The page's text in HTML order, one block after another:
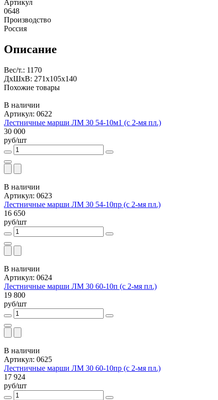
Артикул
0648
Производство
Россия
Описание
Вес/т.: 1170
ДxШxВ: 271x105x140
Похожие товары
В наличии
Артикул: 0622
Лестничные марши ЛМ 30 54-10м1 (с 2-мя пл.)
30 000
руб/шт
В наличии
Артикул: 0623
Лестничные марши ЛМ 30 54-10пр (с 2-мя пл.)
16 650
руб/шт
В наличии
Артикул: 0624
Лестничные марши ЛМ 30 60-10п (с 2-мя пл.)
19 800
руб/шт
В наличии
Артикул: 0625
Лестничные марши ЛМ 30 60-10пр (с 2-мя пл.)
17 924
руб/шт